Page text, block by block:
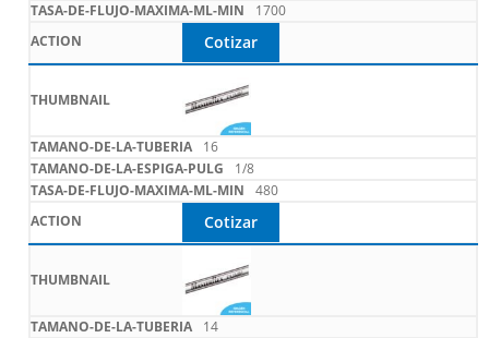
1700
Cotizar
16
1/8
480
Cotizar
14